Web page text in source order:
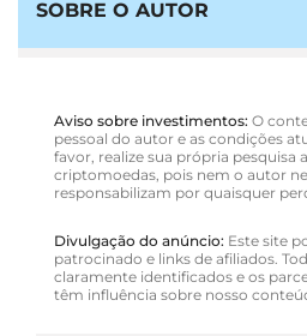
SOBRE O AUTOR
Aviso sobre investimentos: O
pessoal do autor e as condições
favor, realize sua própria pesquisa
criptomoedas, pois nem o autor
responsabilizam por quaisquer
Divulgação do anúncio: Este site
patrocinado e links de afiliados.
claramente identificados e os
têm influência sobre nosso